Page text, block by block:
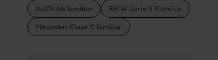
AUDI A6 familiar BMW Serie 5 Familiar
Mercedes Clase C familiar